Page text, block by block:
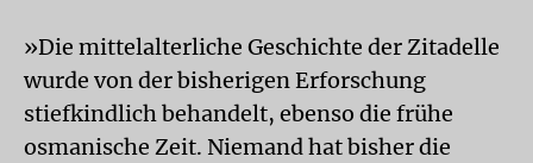
»Die mittelalterliche Geschichte der Zitadelle
wurde von der bisherigen Erforschung
stiefkindlich behandelt, ebenso die frühe
osmanische Zeit. Niemand hat bisher die